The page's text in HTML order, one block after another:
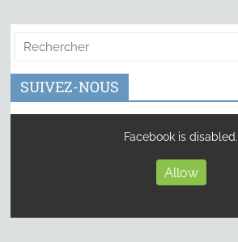
SUIVEZ-NOUS
Facebook is disabled.
Allow